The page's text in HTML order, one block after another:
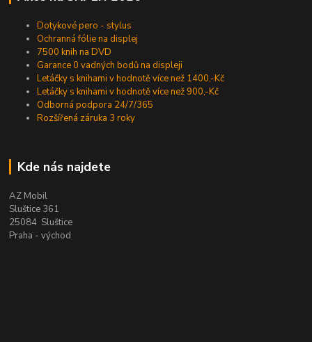
Dotykové pero - stylus
Ochranná fólie na displej
7500 knih na DVD
Garance 0 vadných bodů na displeji
Letáčky s knihami v hodnotě více než 1400,-Kč
Letáčky s knihami v hodnotě více než 900,-Kč
Odborná podpora 24/7/365
Rozšířená záruka 3 roky
Kde nás najdete
AZ Mobil
Sluštice 361
25084 Sluštice
Praha - východ